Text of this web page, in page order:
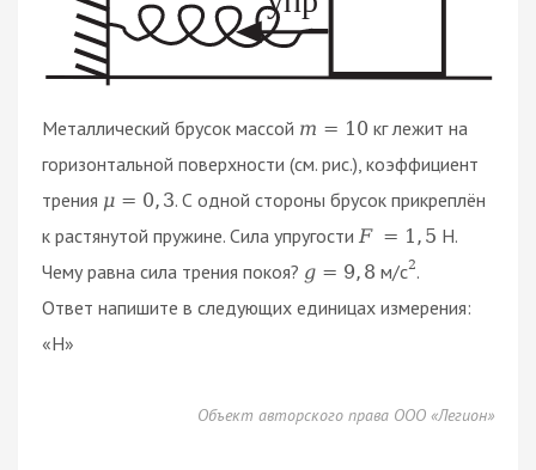
Металлический брусок массой m = 10 кг лежит на
горизонтальной поверхности (см. рис.), коэффициент
трения μ = 0, 3. С одной стороны брусок прикреплён
к растянутой пружине. Сила упругости F = 1, 5 Н.
Чему равна сила трения покоя? g = 9, 8 м/с2.
Ответ напишите в следующих единицах измерения:
«H»
Объект авторского права ООО «Легион»